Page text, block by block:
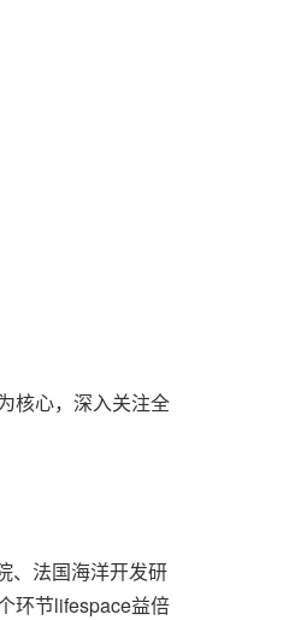
核心，深入关注全
、法国海洋开发研
环节lifespace益倍